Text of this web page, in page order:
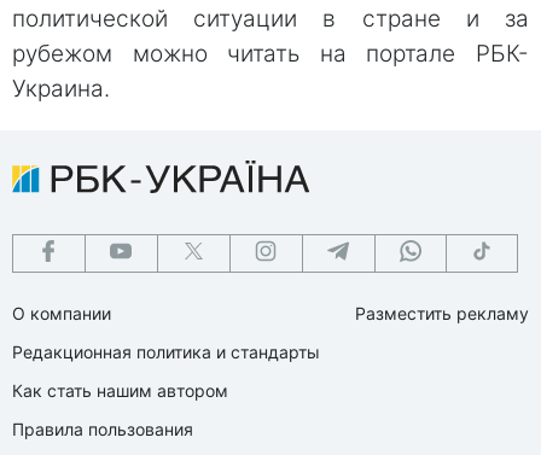
политической ситуации в стране и за
рубежом можно читать на портале РБК-
Украина.
О компании
Редакционная политика и стандарты
Как стать нашим автором
Правила пользования
Разместить рекламу